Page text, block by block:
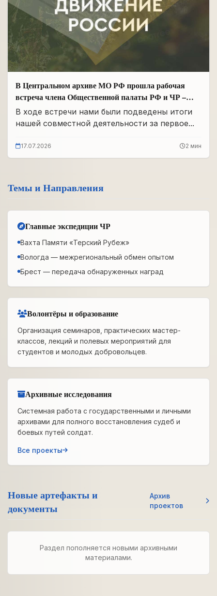
В Центральном архиве МО РФ прошла рабочая
встреча члена Общественной палаты РФ и ЧР –
Руководителя Регионального отделения «Поисковое
движение России» в ЧР Иса Сардалов с
Панковым
В ходе встречи нами были подведены итоги
нашей совместной деятельности за первое...
17.07.2026 2 мин
Темы и Направления
Главные экспедиции ЧР
Вахта Памяти «Терский Рубеж»
Вологда — межрегиональный обмен опытом
Брест — передача обнаруженных наград
Волонтёры и образование
Организация семинаров, практических мастер-
классов, лекций и полевых мероприятий для
студентов и молодых добровольцев.
Архивные исследования
Системная работа с государственными и личными
архивами для полного восстановления судеб и
боевых путей солдат.
Все проекты
Новые артефакты и
документы
Архив
проектов
Раздел пополняется новыми архивными
материалами.